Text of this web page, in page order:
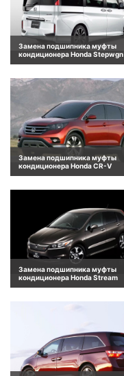
Замена подшипника муфты
кондиционера Honda Stepwgn
Замена подшипника муфты
кондиционера Honda CR-V
Замена подшипника муфты
кондиционера Honda Stream